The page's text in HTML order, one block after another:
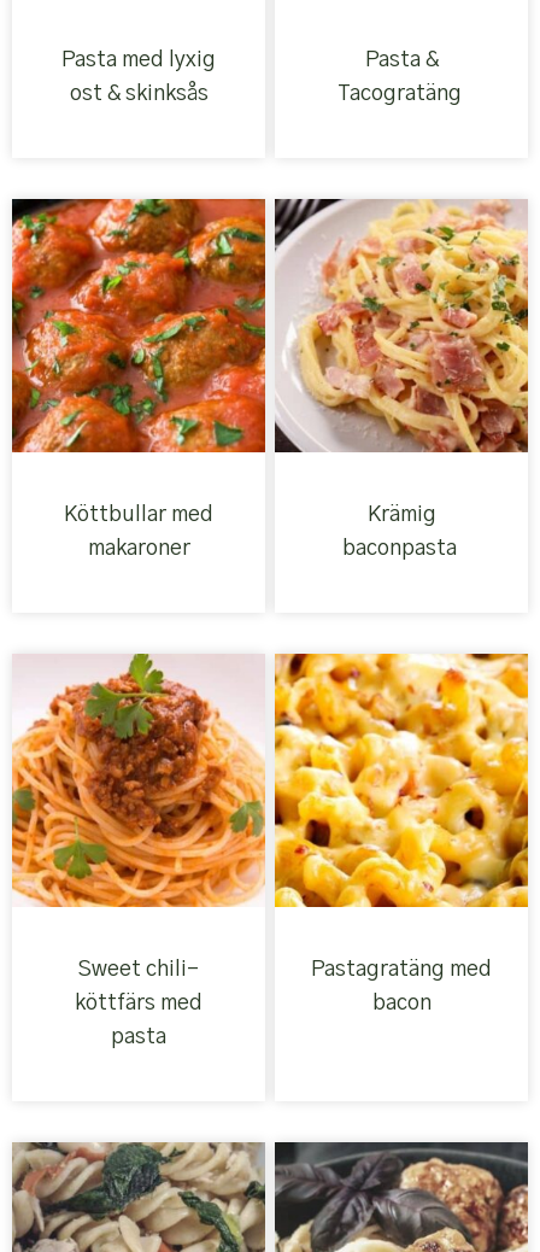
Pasta med lyxig
ost & skinksås
Pasta &
Tacogratäng
Köttbullar med
makaroner
Krämig
baconpasta
Sweet chili-
köttfärs med
pasta
Pastagratäng med
bacon